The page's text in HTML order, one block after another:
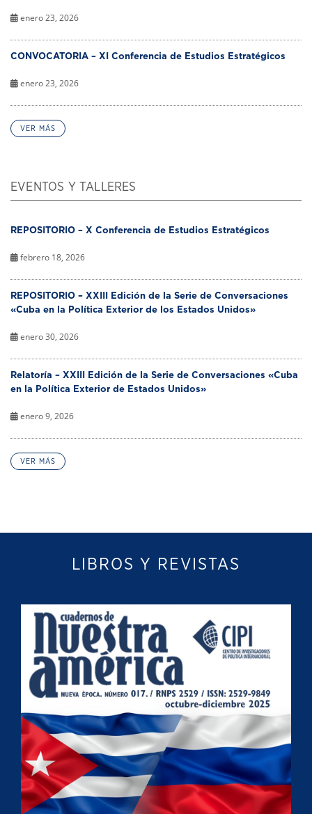
enero 23, 2026
CONVOCATORIA – XI Conferencia de Estudios Estratégicos
enero 23, 2026
VER MÁS
EVENTOS Y TALLERES
REPOSITORIO – X Conferencia de Estudios Estratégicos
febrero 18, 2026
REPOSITORIO – XXIII Edición de la Serie de Conversaciones
«Cuba en la Política Exterior de los Estados Unidos»
enero 30, 2026
Relatoría – XXIII Edición de la Serie de Conversaciones «Cuba
en la Política Exterior de Estados Unidos»
enero 9, 2026
VER MÁS
LIBROS Y REVISTAS